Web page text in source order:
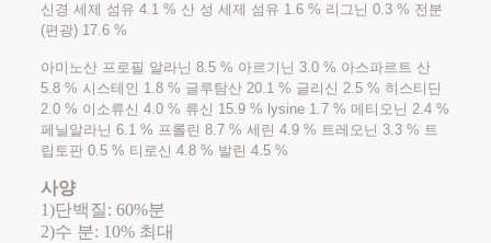
신경 세제 섬유 4.1 % 산 성 세제 섬유 1.6 % 리그닌 0.3 % 전분
(편광) 17.6 %
아미노산 프로필 알라닌 8.5 % 아르기닌 3.0 % 아스파르트 산
5.8 % 시스테인 1.8 % 글루탐산 20.1 % 글리신 2.5 % 히스티딘
2.0 % 이소류신 4.0 % 류신 15.9 % lysine 1.7 % 메티오닌 2.4 %
페닐알라닌 6.1 % 프롤린 8.7 % 세린 4.9 % 트레오닌 3.3 % 트
립토판 0.5 % 티로신 4.8 % 발린 4.5 %
사양
1)단백질: 60%분
2)수 분: 10% 최대